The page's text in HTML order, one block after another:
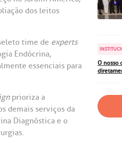
Saiba mais
Endereço:
R. Martiniano de Carvalho,
965
Autoimunes
dos leitos
time de experts
Endócrina,
essenciais para
prioriza a
demais serviços da
Diagnóstica e o
O nosso